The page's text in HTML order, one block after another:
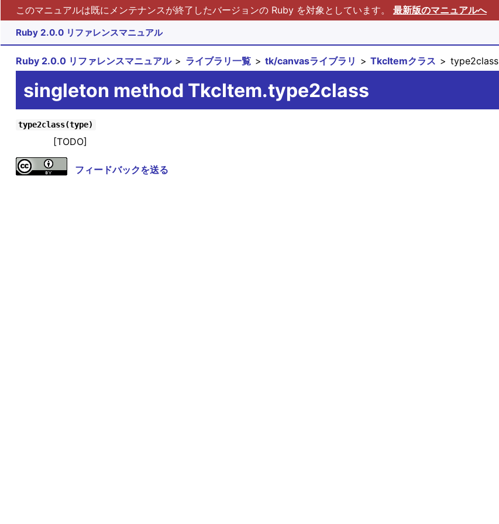
このマニュアルは既にメンテナンスが終了したバージョンの Ruby を対象としています。 最新版のマニュアルへ
Ruby 2.0.0 リファレンスマニュアル
Ruby 2.0.0 リファレンスマニュアル ライブラリ一覧 tk/canvasライブラリ TkcItemクラス type2class
singleton method TkcItem.type2class
type2class(type)
[TODO]
フィードバックを送る